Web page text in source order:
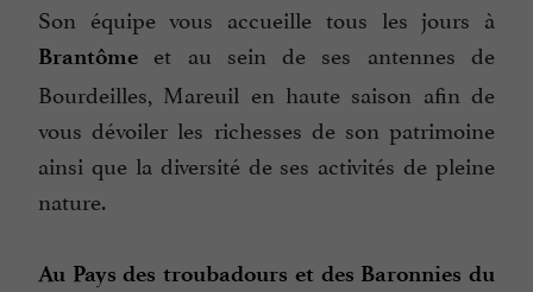
Son équipe vous accueille tous les jours à
Brantôme
et au sein de ses antennes de
Bourdeilles, Mareuil en haute saison afin de
vous dévoiler les richesses de son patrimoine
ainsi que la diversité de ses activités de pleine
nature.
Au Pays des troubadours et des Baronnies du